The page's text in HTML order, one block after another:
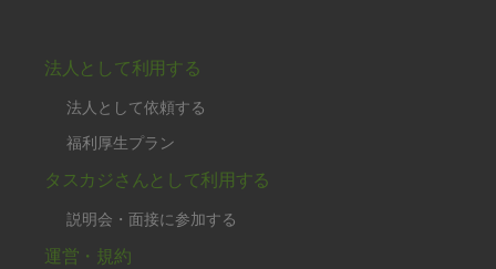
法人として利用する
法人として依頼する
福利厚生プラン
タスカジさんとして利用する
説明会・面接に参加する
運営・規約